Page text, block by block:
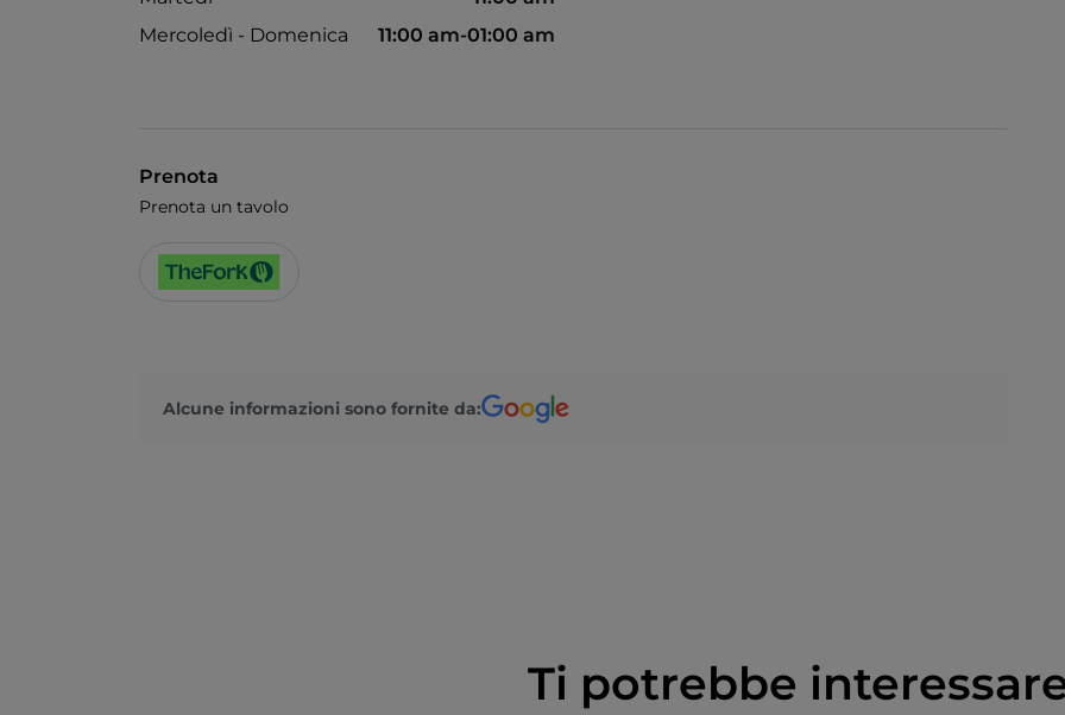
Mercoledì - Domenica
11:00 am-01:00 am
Prenota
Prenota un tavolo
Alcune informazioni sono fornite da:
Ti potrebbe